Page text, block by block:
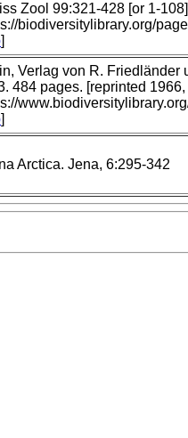
Zool 99:321-428 [or 1-108]
biodiversitylibrary.org/
]
Verlag von R. Friedländer
484 pages. [reprinted
]
Arctica. Jena, 6:295-342